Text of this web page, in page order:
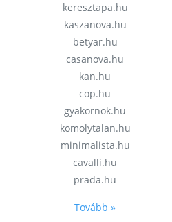
keresztapa.hu
kaszanova.hu
betyar.hu
casanova.hu
kan.hu
cop.hu
gyakornok.hu
komolytalan.hu
minimalista.hu
cavalli.hu
prada.hu
Tovább »